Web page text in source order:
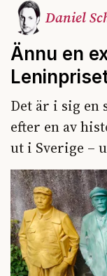
Daniel
Ännu en
Det är i sig en
efter en av
ut i Sverige –